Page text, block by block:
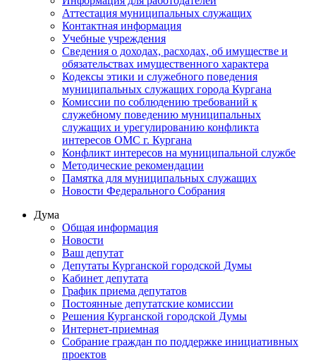
Аттестация муниципальных служащих
Контактная информация
Учебные учреждения
Сведения о доходах, расходах, об имуществе и
обязательствах имущественного характера
Кодексы этики и служебного поведения
муниципальных служащих города Кургана
Комиссии по соблюдению требований к
служебному поведению муниципальных
служащих и урегулированию конфликта
интересов ОМС г. Кургана
Конфликт интересов на муниципальной службе
Методические рекомендации
Памятка для муниципальных служащих
Новости Федерального Cобрания
Дума
Общая информация
Новости
Ваш депутат
Депутаты Курганской городской Думы
Кабинет депутата
График приема депутатов
Постоянные депутатские комиссии
Решения Курганской городской Думы
Интернет-приемная
Собрание граждан по поддержке инициативных
проектов